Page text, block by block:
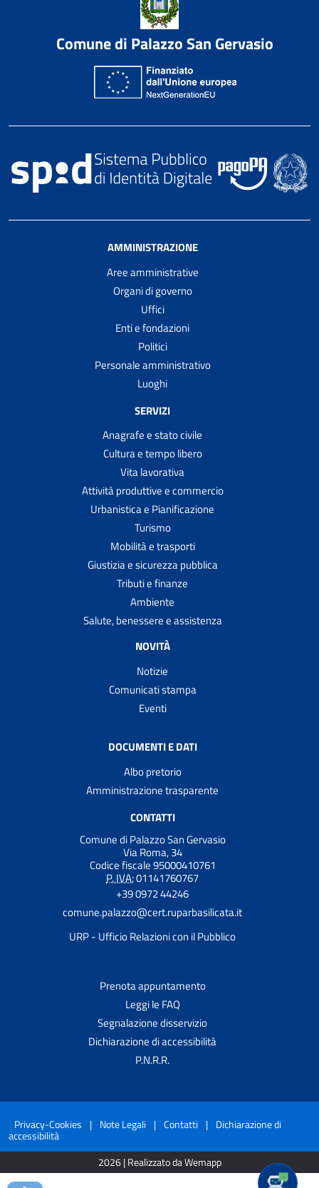
Comune di Palazzo San Gervasio
AMMINISTRAZIONE
Aree amministrative
Organi di governo
Uffici
Enti e fondazioni
Politici
Personale amministrativo
Luoghi
SERVIZI
Anagrafe e stato civile
Cultura e tempo libero
Vita lavorativa
Attività produttive e commercio
Urbanistica e Pianificazione
Turismo
Mobilità e trasporti
Giustizia e sicurezza pubblica
Tributi e finanze
Ambiente
Salute, benessere e assistenza
NOVITÀ
Notizie
Comunicati stampa
Eventi
DOCUMENTI E DATI
Albo pretorio
Amministrazione trasparente
CONTATTI
Comune di Palazzo San Gervasio
Via Roma, 34
Codice fiscale 95000410761
P. IVA:01141760767
+39 0972 44246
comune.palazzo@cert.ruparbasilicata.it
URP - Ufficio Relazioni con il Pubblico
Prenota appuntamento
Leggi le FAQ
Segnalazione disservizio
Dichiarazione di accessibilità
P.N.R.R.
Privacy-Cookies | Note Legali | Contatti | Dichiarazione di
accessibilità
2026 | Realizzato da Wemapp